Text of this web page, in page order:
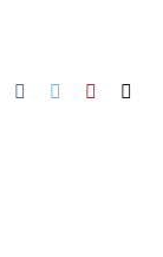
Facebook
TwitterPinterest